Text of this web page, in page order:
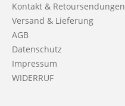
Kontakt & Retoursendungen
Versand & Lieferung
AGB
Datenschutz
Impressum
WIDERRUF